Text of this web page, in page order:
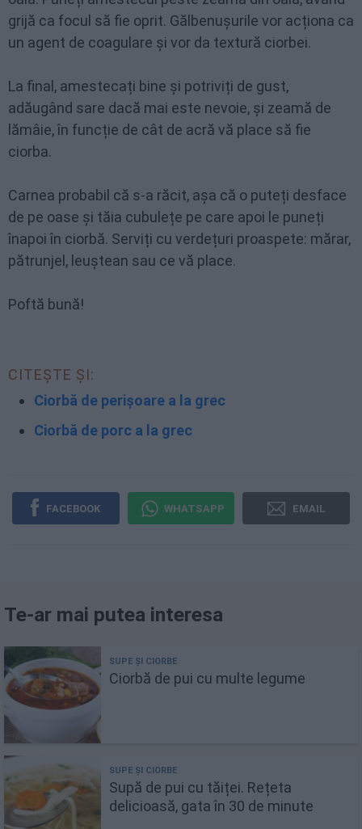
grijă ca focul să fie oprit. Gălbenușurile vor acționa ca
un agent de coagulare și vor da textură ciorbei.
La final, amestecați bine și potriviți de gust,
adăugând sare dacă mai este nevoie, și zeamă de
lămâie, în funcție de cât de acră vă place să fie
ciorba.
Carnea probabil că s-a răcit, așa că o puteți desface
de pe oase și tăia cubulețe pe care apoi le puneți
înapoi în ciorbă. Serviți cu verdețuri proaspete: mărar,
pătrunjel, leuștean sau ce vă place.
Poftă bună!
CITEȘTE ȘI:
Ciorbă de perișoare a la grec
Ciorbă de porc a la grec
FACEBOOK WHATSAPP EMAIL
Te-ar mai putea interesa
Ciorbă de pui cu multe legume
Supă de pui cu tăiței. Rețeta
delicioasă, gata în 30 de minute